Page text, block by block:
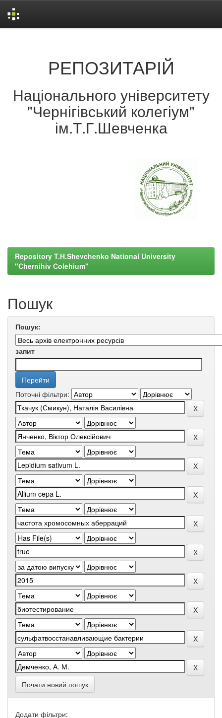
РЕПОЗИТАРІЙ
Національного університету
"Чернігівський колегіум"
ім.Т.Г.Шевченка
Repository T.H.Shevchenko National University
"Chernihiv Colehium"
Пошук
Пошук:
запит
Поточні фільтри:
Почати новий пошук
Додати фільтри: